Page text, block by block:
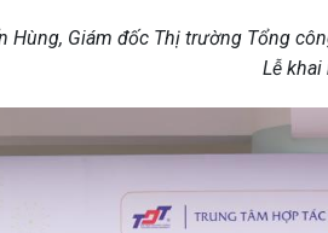
Hùng, Giám đốc Thị trường Tổng
Lễ